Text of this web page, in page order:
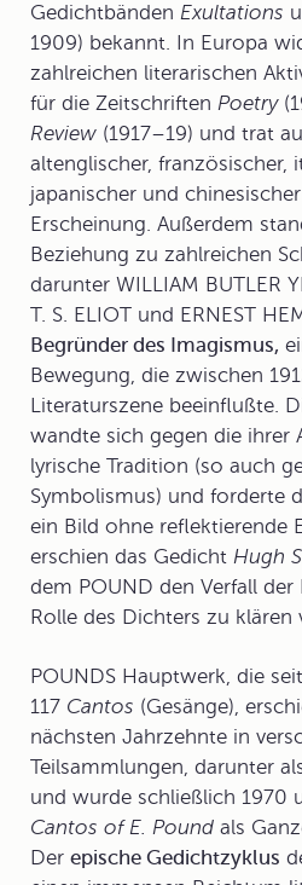
Gedichtbänden Exultations
1909) bekannt. In Europa
zahlreichen literarischen
für die Zeitschriften Poetry
Review (1917–19) und trat
altenglischer, französischer,
japanischer und
Erscheinung. Außerdem
Beziehung zu zahlreichen
darunter WILLIAM BUTLER
T. S. ELIOT und ERNEST
Begründer des Imagismus,
Bewegung, die zwischen
Literaturszene beeinflußte.
wandte sich gegen die ihrer
lyrische Tradition (so auch
Symbolismus) und forderte
ein Bild ohne reflektierende
erschien das Gedicht Hugh
dem POUND den Verfall
Rolle des Dichters zu klären
POUNDS Hauptwerk, die
117 Cantos (Gesänge),
nächsten Jahrzehnte in
Teilsammlungen, darunter
und wurde schließlich 1970
Cantos of E. Pound als
Der epische Gedichtzyklus